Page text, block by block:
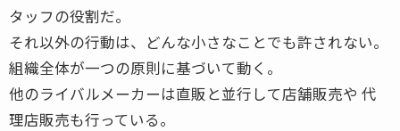
タッフの役割だ。
それ以外の行動は、どんな小さなことでも許されない。
組織全体が一つの原則に基づいて動く。
他のライバルメーカーは直販と並行して店舗販売や 代
理店販売も行っている。